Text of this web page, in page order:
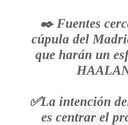
✒️ Fuentes
cúpula del
que harán un
✅La intención
es centrar el